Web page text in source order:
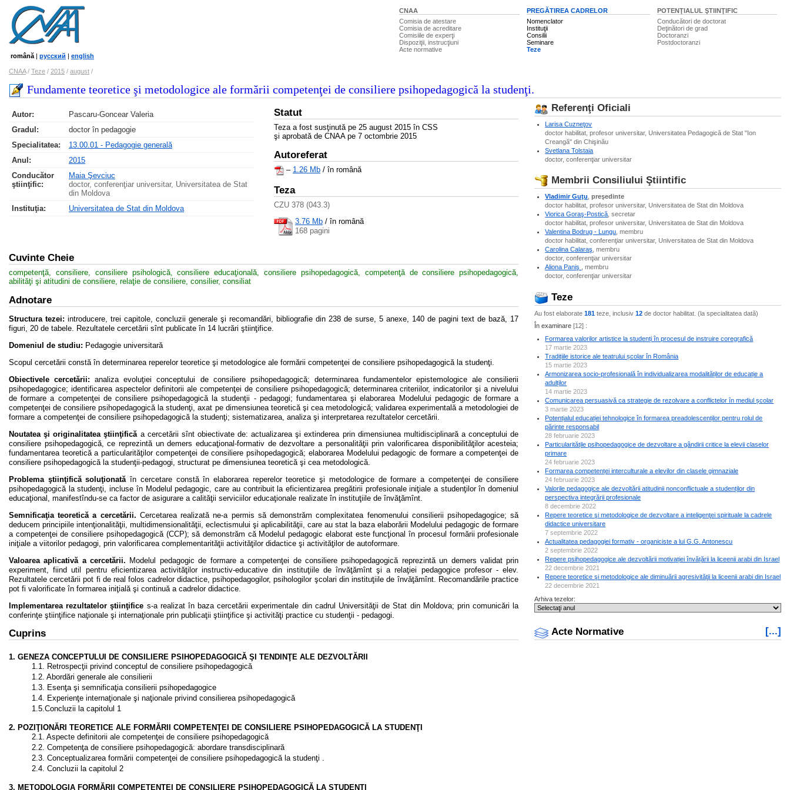
CNAA
Comisia de atestare
Comisia de acreditare
Comisiile de experţi
Dispoziţii, instrucţiuni
Acte normative
PREGĂTIREA CADRELOR
Nomenclator
Instituţii
Consilii
Seminare
Teze
POTENŢIALUL ŞTIINŢIFIC
Conducători de doctorat
Deţinători de grad
Doctoranzi
Postdoctoranzi
română | русский | english
CNAA/ Teze / 2015 / august /
Fundamente teoretice şi metodologice ale formării competenţei de consiliere psihopedagogică la studenţi.
Autor:
Pascaru-Goncear Valeria
Gradul:
doctor în pedagogie
Specialitatea:
13.00.01 - Pedagogie generală
Anul:
2015
Conducător
ştiinţific:
Maia Şevciuc
doctor, conferenţiar universitar, Universitatea de Stat
din Moldova
Instituţia:
Universitatea de Stat din Moldova
Statut
Teza a fost susţinută pe 25 august 2015 în CSS
şi aprobată de CNAA pe 7 octombrie 2015
Autoreferat
– 1.26 Mb / în română
Teza
CZU 378 (043.3)
3.76 Mb / în română
168 pagini
Cuvinte Cheie
competenţă, consiliere, consiliere psihologică, consiliere educaţională, consiliere psihopedagogică, competenţă de consiliere psihopedagogică,
abilităţi şi atitudini de consiliere, relaţie de consiliere, consilier, consiliat
Adnotare
Structura tezei: introducere, trei capitole, concluzii generale şi recomandări, bibliografie din 238 de surse, 5 anexe, 140 de pagini text de bază, 17
figuri, 20 de tabele. Rezultatele cercetării sînt publicate în 14 lucrări ştiinţifice.
Domeniul de studiu: Pedagogie universitară
Scopul cercetării constă în determinarea reperelor teoretice şi metodologice ale formării competenţei de consiliere psihopedagogică la studenţi.
Obiectivele cercetării: analiza evoluţiei conceptului de consiliere psihopedagogică; determinarea fundamentelor epistemologice ale consilierii
psihopedagogice; identificarea aspectelor definitorii ale competenţei de consiliere psihopedagogică; determinarea criteriilor, indicatorilor şi a nivelului
de formare a competenţei de consiliere psihopedagogică la studenţii - pedagogi; fundamentarea şi elaborarea Modelului pedagogic de formare a
competenţei de consiliere psihopedagogică la studenţi, axat pe dimensiunea teoretică şi cea metodologică; validarea experimentală a metodologiei de
formare a competenţei de consiliere psihopedagogică la studenţi; sistematizarea, analiza şi interpretarea rezultatelor cercetării.
Noutatea şi originalitatea ştiinţificăa cercetării sînt obiectivate de: actualizarea şi extinderea prin dimensiunea multidisciplinară a conceptului de
consiliere psihopedagogică, ce reprezintă un demers educaţional-formativ de dezvoltare a personalităţii prin valorificarea disponibilităţilor acesteia;
fundamentarea teoretică a particularităţilor competenţei de consiliere psihopedagogică; elaborarea Modelului pedagogic de formare a competenţei de
consiliere psihopedagogică la studenţii-pedagogi, structurat pe dimensiunea teoretică şi cea metodologică.
Problema ştiinţifică soluţionatăîn cercetare constă în elaborarea reperelor teoretice şi metodologice de formare a competenţei de consiliere
psihopedagogică la studenţi, incluse în Modelul pedagogic, care au contribuit la eficientizarea pregătirii profesionale iniţiale a studenţilor în domeniul
educaţional, manifestîndu-se ca factor de asigurare a calităţii serviciilor educaţionale realizate în instituţiile de învăţămînt.
Semnificaţia teoretică a cercetării. Cercetarea realizată ne-a permis să demonstrăm complexitatea fenomenului consilierii psihopedagogice; să
deducem principiile intenţionalităţii, multidimensionalităţii, eclectismului şi aplicabilităţii, care au stat la baza elaborării Modelului pedagogic de formare
a competenţei de consiliere psihopedagogică (CCP); să demonstrăm că Modelul pedagogic elaborat este funcţional în procesul formării profesionale
iniţiale a viitorilor pedagogi, prin valorificarea complementarităţii activităţilor didactice şi activităţilor de autoformare.
Valoarea aplicativă a cercetării. Modelul pedagogic de formare a competenţei de consiliere psihopedagogică reprezintă un demers validat prin
experiment, fiind util pentru eficientizarea activităţilor instructiv-educative din instituţiile de învăţămînt şi a relaţiei pedagogice profesor - elev.
Rezultatele cercetării pot fi de real folos cadrelor didactice, psihopedagogilor, psihologilor şcolari din instituţiile de învăţămînt. Recomandările practice
pot fi valorificate în formarea iniţială şi continuă a cadrelor didactice.
Implementarea rezultatelor ştiinţifice s-a realizat în baza cercetării experimentale din cadrul Universităţii de Stat din Moldova; prin comunicări la
conferinţe ştiinţifice naţionale şi internaţionale prin publicaţii ştiinţifice şi activităţi practice cu studenţii - pedagogi.
Cuprins
1. GENEZA CONCEPTULUI DE CONSILIERE PSIHOPEDAGOGICĂ ŞI TENDINŢE ALE DEZVOLTĂRII
1.1. Retrospecţii privind conceptul de consiliere psihopedagogică
1.2. Abordări generale ale consilierii
1.3. Esenţa şi semnificaţia consilierii psihopedagogice
1.4. Experienţe internaţionale şi naţionale privind consilierea psihopedagogică
1.5.Concluzii la capitolul 1
2. POZIŢIONĂRI TEORETICE ALE FORMĂRII COMPETENŢEI DE CONSILIERE PSIHOPEDAGOGICĂ LA STUDENŢI
2.1. Aspecte definitorii ale competenţei de consiliere psihopedagogică
2.2. Competenţa de consiliere psihopedagogică: abordare transdisciplinară
2.3. Conceptualizarea formării competenţei de consiliere psihopedagogică la studenţi .
2.4. Concluzii la capitolul 2
3. METODOLOGIA FORMĂRII COMPETENŢEI DE CONSILIERE PSIHOPEDAGOGICĂ LA STUDENŢI
Referenţi Oficiali
Larisa Cuzneţov
doctor habilitat, profesor universitar, Universitatea Pedagogică de Stat "Ion
Creangă" din Chişinău
Svetlana Tolstaia
doctor, conferenţiar universitar
Membrii Consiliului Ştiintific
Vladimir Guţu ,preşedinte
doctor habilitat, profesor universitar, Universitatea de Stat din Moldova
Viorica Goraş-Postică , secretar
doctor habilitat, profesor universitar, Universitatea de Stat din Moldova
Valentina Bodrug - Lungu , membru
doctor habilitat, conferenţiar universitar, Universitatea de Stat din Moldova
Carolina Calaraş , membru
doctor, conferenţiar universitar
Aliona Paniş
, membru
doctor, conferenţiar universitar
Teze
Au fost elaborate 181teze, inclusiv 12de doctor habilitat. (la specialitatea dată)
În examinare [12] :
Formarea valorilor artistice la studenți în procesul de instruire coregrafică
17 martie 2023
Tradițiile istorice ale teatrului școlar în România
15 martie 2023
Armonizarea socio-profesională în individualizarea modalităților de educație a
adulților
14 martie 2023
Comunicarea persuasivă ca strategie de rezolvare a conflictelor ȋn mediul școlar
3 martie 2023
Potențialul educației tehnologice în formarea preadolescenților pentru rolul de
părinte responsabil
28 februarie 2023
Particularitățile psihopedagogice de dezvoltare a gândirii critice la elevii claselor
primare
24 februarie 2023
Formarea competenței interculturale a elevilor din clasele gimnaziale
24 februarie 2023
Valorile pedagogice ale dezvoltării atitudinii nonconflictuale a studenților din
perspectiva integrării profesionale
8 decembrie 2022
Repere teoretice şi metodologice de dezvoltare a inteligenţei spirituale la cadrele
didactice universitare
7 septembrie 2022
Actualitatea pedagogiei formativ - organiciste a lui G.G. Antonescu
2 septembrie 2022
Repere psihopedagogice ale dezvoltării motivației învățării la liceenii arabi din Israel
22 decembrie 2021
Repere teoretice şi metodologice ale diminuării agresivităţii la liceenii arabi din Israel
22 decembrie 2021
Arhiva tezelor:
[...]
Acte Normative